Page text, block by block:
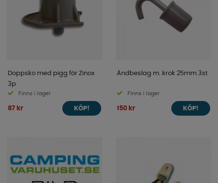
Doppsko med pigg för Zinox
3p
Finns i lager
87 kr KÖP!
Ändbeslag m. krok 25mm 3st
Finns i lager
150 kr KÖP!